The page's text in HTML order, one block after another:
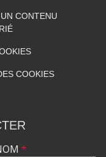
CONTENU
COOKIES
*